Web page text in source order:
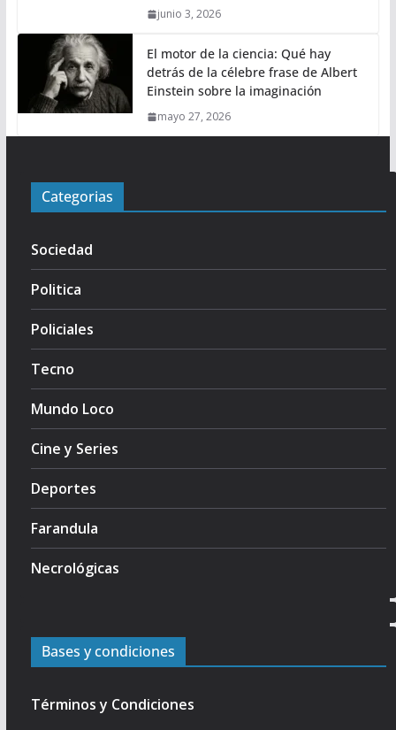
junio 3, 2026
El motor de la ciencia: Qué hay
detrás de la célebre frase de Albert
Einstein sobre la imaginación
mayo 27, 2026
Categorias
Sociedad
Politica
Policiales
Tecno
Mundo Loco
Cine y Series
Deportes
Farandula
Necrológicas
Bases y condiciones
Términos y Condiciones